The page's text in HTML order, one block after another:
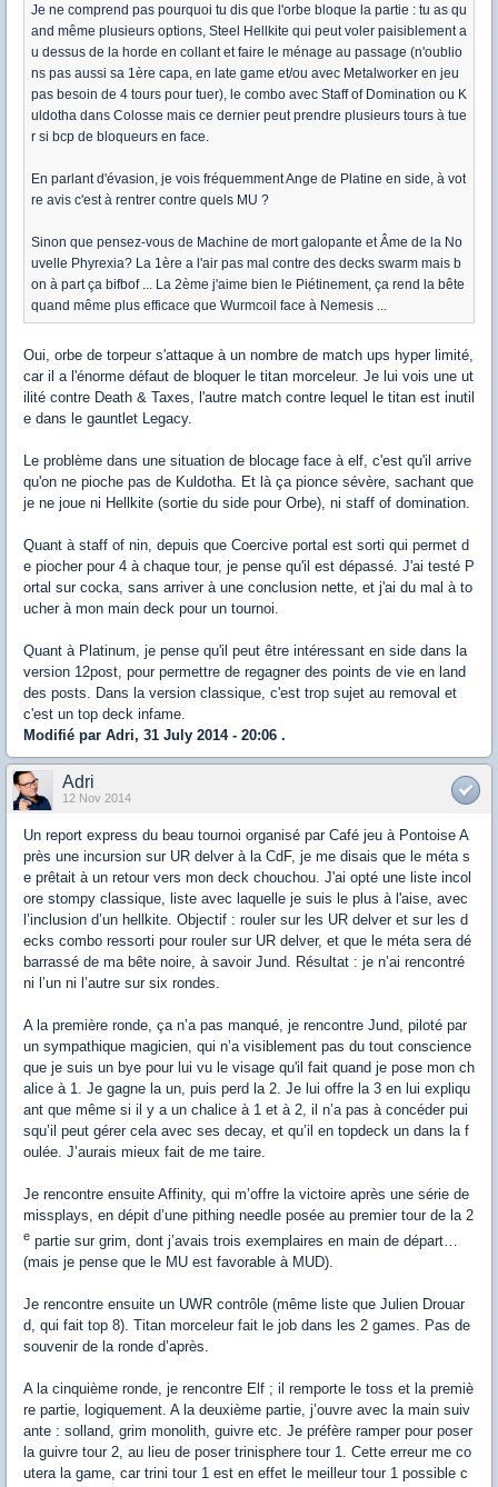
Je ne comprend pas pourquoi tu dis que l'orbe bloque la partie : tu as qu
and même plusieurs options, Steel Hellkite qui peut voler paisiblement a
u dessus de la horde en collant et faire le ménage au passage (n'oublio
ns pas aussi sa 1ère capa, en late game et/ou avec Metalworker en jeu
pas besoin de 4 tours pour tuer), le combo avec Staff of Domination ou K
uldotha dans Colosse mais ce dernier peut prendre plusieurs tours à tue
r si bcp de bloqueurs en face.
En parlant d'évasion, je vois fréquemment Ange de Platine en side, à vot
re avis c'est à rentrer contre quels MU ?
Sinon que pensez-vous de Machine de mort galopante et Âme de la No
uvelle Phyrexia? La 1ère a l'air pas mal contre des decks swarm mais b
on à part ça bifbof ... La 2ème j'aime bien le Piétinement, ça rend la bête
quand même plus efficace que Wurmcoil face à Nemesis ...
Oui, orbe de torpeur s'attaque à un nombre de match ups hyper limité,
car il a l'énorme défaut de bloquer le titan morceleur. Je lui vois une ut
ilité contre Death & Taxes, l'autre match contre lequel le titan est inutil
e dans le gauntlet Legacy.
Le problème dans une situation de blocage face à elf, c'est qu'il arrive
qu'on ne pioche pas de Kuldotha. Et là ça pionce sévère, sachant que
je ne joue ni Hellkite (sortie du side pour Orbe), ni staff of domination.
Quant à staff of nin, depuis que Coercive portal est sorti qui permet d
e piocher pour 4 à chaque tour, je pense qu'il est dépassé. J'ai testé P
ortal sur cocka, sans arriver à une conclusion nette, et j'ai du mal à to
ucher à mon main deck pour un tournoi.
Quant à Platinum, je pense qu'il peut être intéressant en side dans la
version 12post, pour permettre de regagner des points de vie en land
des posts. Dans la version classique, c'est trop sujet au removal et
c'est un top deck infame.
Modifié par Adri, 31 July 2014 - 20:06 .
Adri
12 Nov 2014
Un report express du beau tournoi organisé par Café jeu à Pontoise A
près une incursion sur UR delver à la CdF, je me disais que le méta s
e prêtait à un retour vers mon deck chouchou. J'ai opté une liste incol
ore stompy classique, liste avec laquelle je suis le plus à l'aise, avec
l’inclusion d’un hellkite. Objectif : rouler sur les UR delver et sur les d
ecks combo ressorti pour rouler sur UR delver, et que le méta sera dé
barrassé de ma bête noire, à savoir Jund. Résultat : je n’ai rencontré
ni l’un ni l’autre sur six rondes.
A la première ronde, ça n’a pas manqué, je rencontre Jund, piloté par
un sympathique magicien, qui n’a visiblement pas du tout conscience
que je suis un bye pour lui vu le visage qu'il fait quand je pose mon ch
alice à 1. Je gagne la un, puis perd la 2. Je lui offre la 3 en lui expliqu
ant que même si il y a un chalice à 1 et à 2, il n’a pas à concéder pui
squ’il peut gérer cela avec ses decay, et qu’il en topdeck un dans la f
oulée. J’aurais mieux fait de me taire.
Je rencontre ensuite Affinity, qui m’offre la victoire après une série de
missplays, en dépit d’une pithing needle posée au premier tour de la 2
e partie sur grim, dont j’avais trois exemplaires en main de départ…
(mais je pense que le MU est favorable à MUD).
Je rencontre ensuite un UWR contrôle (même liste que Julien Drouar
d, qui fait top 8). Titan morceleur fait le job dans les 2 games. Pas de
souvenir de la ronde d’après.
A la cinquième ronde, je rencontre Elf ; il remporte le toss et la premiè
re partie, logiquement. A la deuxième partie, j’ouvre avec la main suiv
ante : solland, grim monolith, guivre etc. Je préfère ramper pour poser
la guivre tour 2, au lieu de poser trinisphere tour 1. Cette erreur me co
utera la game, car trini tour 1 est en effet le meilleur tour 1 possible c